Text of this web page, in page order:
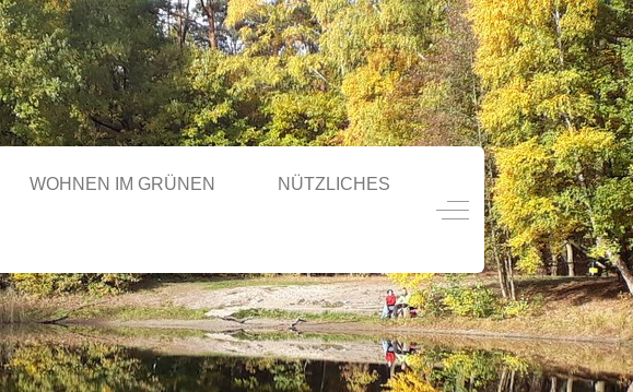
WOHNEN IM GRÜNEN NÜTZLICHES
Off-Canvas Toggle